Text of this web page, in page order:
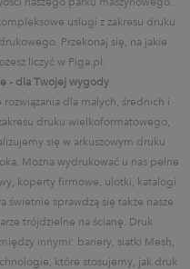
usługi z zakresu druku
Przekonaj się, na jakie
liczyć w Piga.pl.
- dla Twojej wygody
dla małych, średnich i
druku wielkoformatowego,
się w arkuszowym druku
Można wydrukować u nas pełne
koperty firmowe, ulotki, katalogi
sprawdzą się także nasze
trójdzielne na ścianę. Druk
innymi: banery, siatki Mesh,
które stosujemy, jak druk